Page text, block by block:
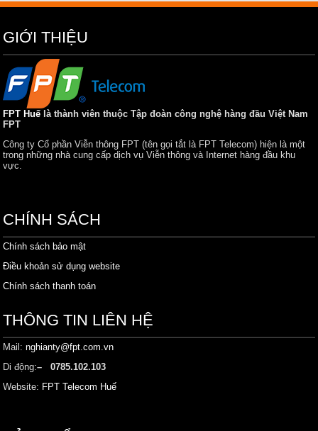
GIỚI THIỆU
FPT Huế là thành viên thuộc Tập đoàn công nghệ hàng đầu Việt Nam
FPT
Công ty Cổ phần Viễn thông FPT (tên gọi tắt là FPT Telecom) hiện là một
trong những nhà cung cấp dịch vụ Viễn thông và Internet hàng đầu khu
vực.
CHÍNH SÁCH
Chính sách bảo mật
Điều khoản sử dụng website
Chính sách thanh toán
THÔNG TIN LIÊN HỆ
Mail:nghianty@fpt.com.vn
Di động:– 0785.102.103
Website: FPT Telecom Huế